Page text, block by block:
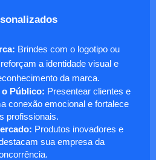
Brindes com o logotipo ou
a identidade visual e
da marca.
o Público: Presentear clientes e
conexão emocional e fortalece
profissionais.
Produtos inovadores e
sua empresa da